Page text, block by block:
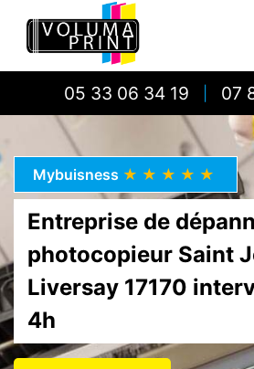
05 33 06 34 19 07
Mybuisness ★★★★★
Entreprise de
photocopieur Saint
Liversay 17170
4h